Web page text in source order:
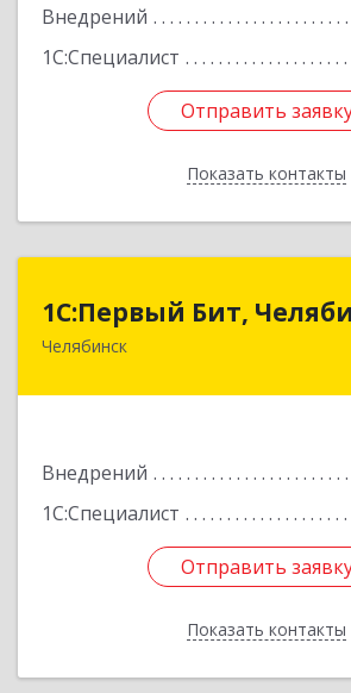
Внедрений
1С:Специалист
Отправить
Показать контакты
Отправить
Назад
1С:Первый Бит,
Челябинск
Внедрений
1С:Специалист
Отправить
Показать контакты
1С:Первый Бит,
Отправить
Назад